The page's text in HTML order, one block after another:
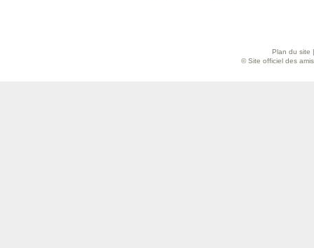
Plan du site
© Site officiel des